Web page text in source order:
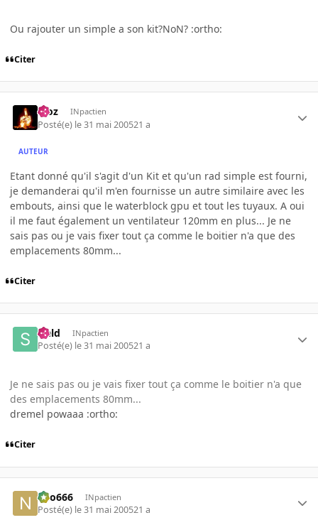
Ou rajouter un simple a son kit?NoN? :ortho:
Citer
Moz INpactien
Posté(e) le 31 mai 200521 a
AUTEUR
Etant donné qu'il s'agit d'un Kit et qu'un rad simple est fourni,
je demanderai qu'il m'en fournisse un autre similaire avec les
embouts, ainsi que le waterblock gpu et tout les tuyaux. A oui
il me faut également un ventilateur 120mm en plus... Je ne
sais pas ou je vais fixer tout ça comme le boitier n'a que des
emplacements 80mm...
Citer
sield INpactien
Posté(e) le 31 mai 200521 a
Je ne sais pas ou je vais fixer tout ça comme le boitier n'a que
des emplacements 80mm...
dremel powaaa :ortho:
Citer
neo666 INpactien
Posté(e) le 31 mai 200521 a